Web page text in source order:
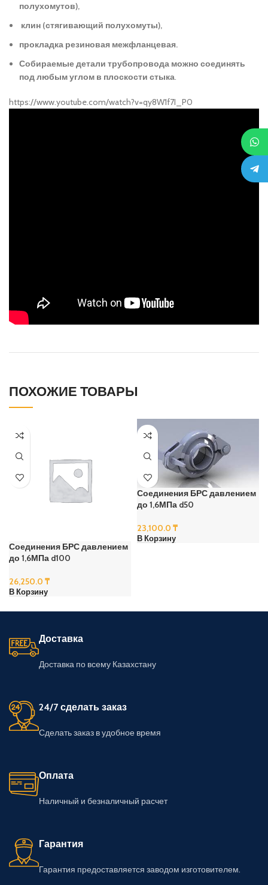
полухомутов),
клин (стягивающий полухомуты),
прокладка резиновая межфланцевая.
Собираемые детали трубопровода можно соединять
под любым углом в плоскости стыка.
https://www.youtube.com/watch?v=qy8W1f7I_P0
ПОХОЖИЕ ТОВАРЫ
Соединения БРС давлением
до 1,6МПа d100
26,250.0 ₸
В Корзину
Соединения БРС давлением
до 1,6МПа d50
23,100.0 ₸
В Корзину
Доставка
Доставка по всему Казахстану
24/7 сделать заказ
Сделать заказ в удобное время
Оплата
Наличный и безналичный расчет
Гарантия
Гарантия предоставляется заводом изготовителем.